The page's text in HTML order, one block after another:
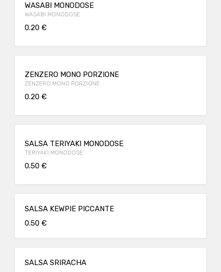
WASABI MONODOSE
WASABI MONODOSE
0.20 €
ZENZERO MONO PORZIONE
ZENZERO MONO PORZIONE
0.20 €
SALSA TERIYAKI MONODOSE
TERIYAKI MONODOSE
0.50 €
SALSA KEWPIE PICCANTE
0.50 €
SALSA SRIRACHA